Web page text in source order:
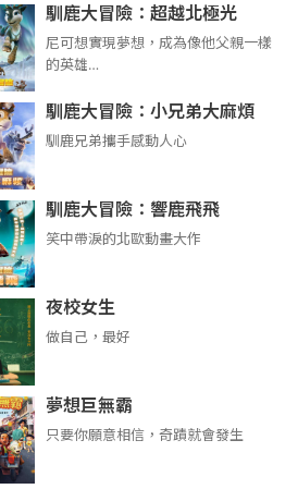
馴鹿大冒險：超越北極光
尼可想實現夢想，成為像他父親一樣
的英雄…
馴鹿大冒險：小兄弟大麻煩
馴鹿兄弟攜手感動人心
馴鹿大冒險：響鹿飛飛
笑中帶淚的北歐動畫大作
夜校女生
做自己，最好
夢想巨無霸
只要你願意相信，奇蹟就會發生